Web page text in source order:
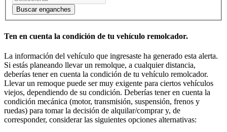
Buscar enganches
Ten en cuenta la condición de tu vehículo remolcador.
La información del vehículo que ingresaste ha generado esta alerta.
Si estás planeando llevar un remolque, a cualquier distancia,
deberías tener en cuenta la condición de tu vehículo remolcador.
Llevar un remoque puede ser muy exigente para ciertos vehículos
viejos, dependiendo de su condición. Deberías tener en cuenta la
condición mecánica (motor, transmisión, suspensión, frenos y
ruedas) para tomar la decisión de alquilar/comprar y, de
corresponder, considerar las siguientes opciones alternativas: